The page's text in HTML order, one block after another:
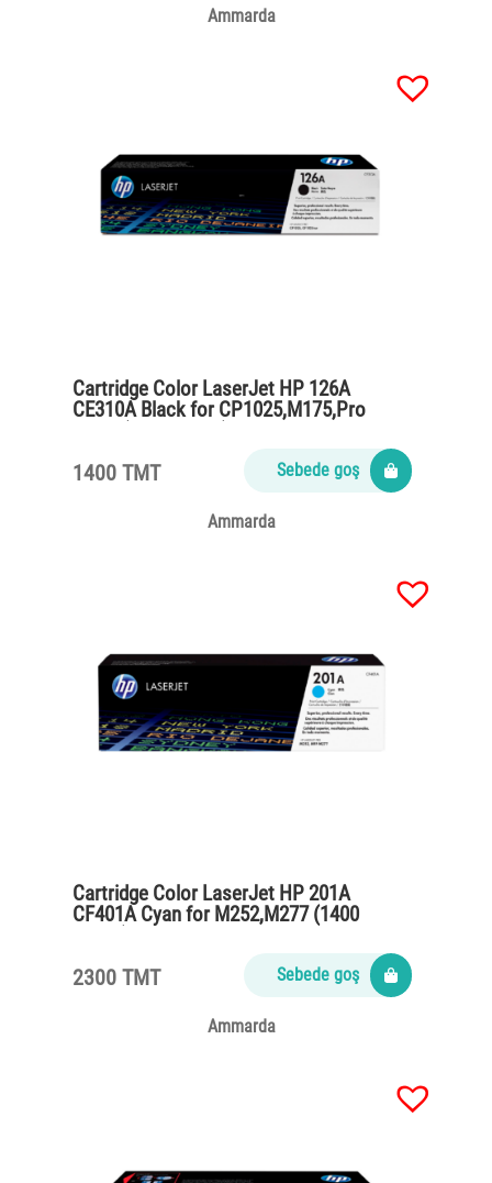
Ammarda
Cartridge Color LaserJet HP 126A
CE310A Black for CP1025,M175,Pro
1400 TMT Sebede goş
Ammarda
Cartridge Color LaserJet HP 201A
CF401A Cyan for M252,M277 (1400
2300 TMT Sebede goş
Ammarda